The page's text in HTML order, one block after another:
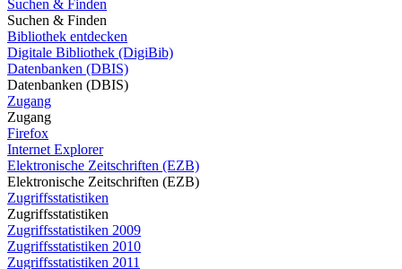
Suchen & Finden
Suchen & Finden
Bibliothek entdecken
Digitale Bibliothek (DigiBib)
Datenbanken (DBIS)
Datenbanken (DBIS)
Zugang
Zugang
Firefox
Internet Explorer
Elektronische Zeitschriften (EZB)
Elektronische Zeitschriften (EZB)
Zugriffsstatistiken
Zugriffsstatistiken
Zugriffsstatistiken 2009
Zugriffsstatistiken 2010
Zugriffsstatistiken 2011